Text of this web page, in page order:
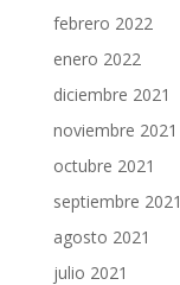
febrero 2022
enero 2022
diciembre 2021
noviembre 2021
octubre 2021
septiembre 2021
agosto 2021
julio 2021